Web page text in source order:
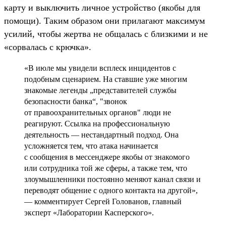
карту и выключить личное устройство (якобы для
помощи). Таким образом они прилагают максимум
усилий, чтобы жертва не общалась с близкими и не
«сорвалась с крючка».
«В июле мы увидели всплеск инцидентов с
подобным сценарием. На ставшие уже многим
знакомые легенды „представителей службы
безопасности банка“, "звонок
от правоохранительных органов" люди не
реагируют. Ссылка на профессиональную
деятельность — нестандартный подход. Она
усложняется тем, что атака начинается
с сообщения в мессенджере якобы от знакомого
или сотрудника той же сферы, а также тем, что
злоумышленники постоянно меняют канал связи и
переводят общение с одного контакта на другой»,
— комментирует Сергей Голованов, главный
эксперт «Лаборатории Касперского».